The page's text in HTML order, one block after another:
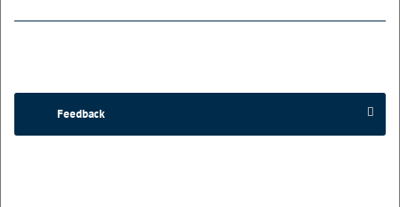
Feedback